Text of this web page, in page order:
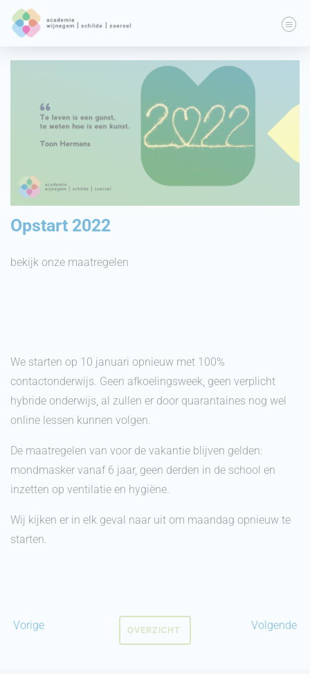
Opstart 2022
bekijk onze maatregelen
We starten op 10 januari opnieuw met 100%
contactonderwijs. Geen afkoelingsweek, geen verplicht
hybride onderwijs, al zullen er door quarantaines nog wel
online lessen kunnen volgen.
De maatregelen van voor de vakantie blijven gelden:
mondmasker vanaf 6 jaar, geen derden in de school en
inzetten op ventilatie en hygiëne.
Wij kijken er in elk geval naar uit om maandag opnieuw te
starten.
Vorige Volgende
OVERZICHT